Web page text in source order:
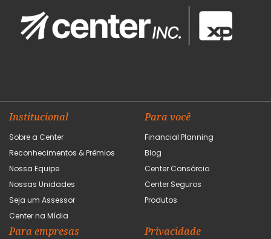
Institucional
Sobre a Center
Reconhecimentos & Prêmios
Nossa Equipe
Nossas Unidades
Seja um Assessor
Center na Mídia
Para você
Financial Planning
Blog
Center Consórcio
Center Seguros
Produtos
Para empresas Privacidade